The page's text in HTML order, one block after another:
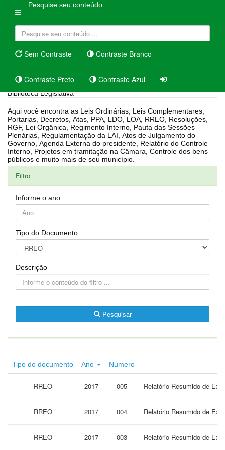
Pesquise seu conteúdo
Sem Contraste Contraste Branco
Contraste Preto Contraste Azul
Biblioteca Legislativa
Aqui você encontra as Leis Ordinárias, Leis Complementares,
Portarias, Decretos, Atas, PPA, LDO, LOA, RREO, Resoluções,
RGF, Lei Orgânica, Regimento Interno, Pauta das Sessões
Plenárias, Regulamentação da LAI, Atos de Julgamento do
Governo, Agenda Externa do presidente, Relatório do Controle
Interno, Projetos em tramitação na Câmara, Controle dos bens
públicos e muito mais de seu município.
Filtro
Informe o ano
Tipo do Documento
Descrição
Pesquisar
Tipo do documento Ano Número
RREO 2017 005 Relatório Resumido de
RREO 2017 004 Relatório Resumido de
RREO 2017 003 Relatório Resumido de